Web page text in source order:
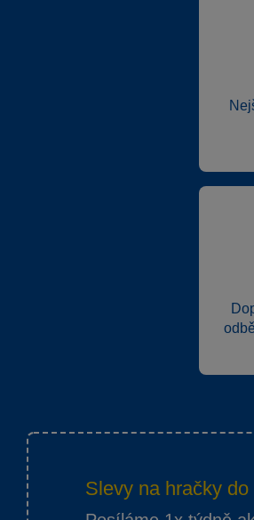
Slevy na hračky